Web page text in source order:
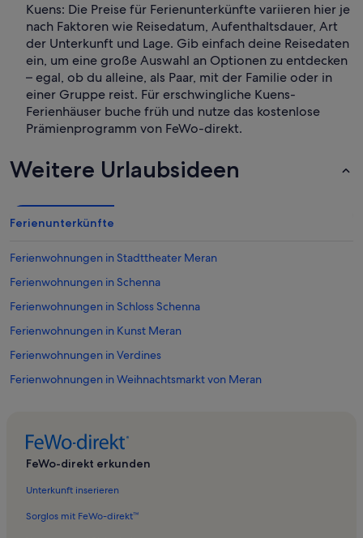
Kuens: Die Preise für Ferienunterkünfte variieren hier je
nach Faktoren wie Reisedatum, Aufenthaltsdauer, Art
der Unterkunft und Lage. Gib einfach deine Reisedaten
ein, um eine große Auswahl an Optionen zu entdecken
– egal, ob du alleine, als Paar, mit der Familie oder in
einer Gruppe reist. Für erschwingliche Kuens-
Ferienhäuser buche früh und nutze das kostenlose
Prämienprogramm von FeWo-direkt.
Weitere Urlaubsideen
Ferienunterkünfte
Ferienwohnungen in Stadttheater Meran
Ferienwohnungen in Schenna
Ferienwohnungen in Schloss Schenna
Ferienwohnungen in Kunst Meran
Ferienwohnungen in Verdines
Ferienwohnungen in Weihnachtsmarkt von Meran
Ferienwohnungen in Riffian
Ferienwohnungen in Seilbahn Taser
FeWo-direkt erkunden
Unterkunft inserieren
Sorglos mit FeWo-direkt™